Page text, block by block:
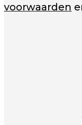
voorwaarden